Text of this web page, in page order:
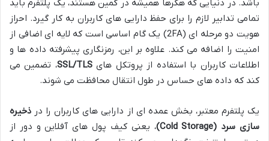
باشد. در دنیایی که هکرها همیشه در کمین هستند، یک پلتفرم باید
تمامی تدابیر لازم را برای حفظ دارایی های کاربران به کار گیرد. احراز
هویت دو مرحله ای (2FA) یک گام اساسی است که لایه ای اضافی از
امنیت را اضافه می کند. علاوه بر این، رمزنگاری پیشرفته داده ها و
اطلاعات کاربران با استفاده از پروتکل هایSSL/TLS، تضمین می
کند که داده های حساس در طول انتقال محافظت می شوند.
یک پلتفرم معتبر، بخش عمده ای از دارایی های کاربران را در ذخیره
سازی سرد (Cold Storage)
، یعنی کیف پول های آفلاین و دور از